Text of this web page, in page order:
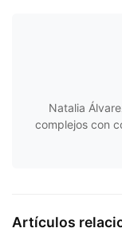
Natalia
complejos con
Artículos